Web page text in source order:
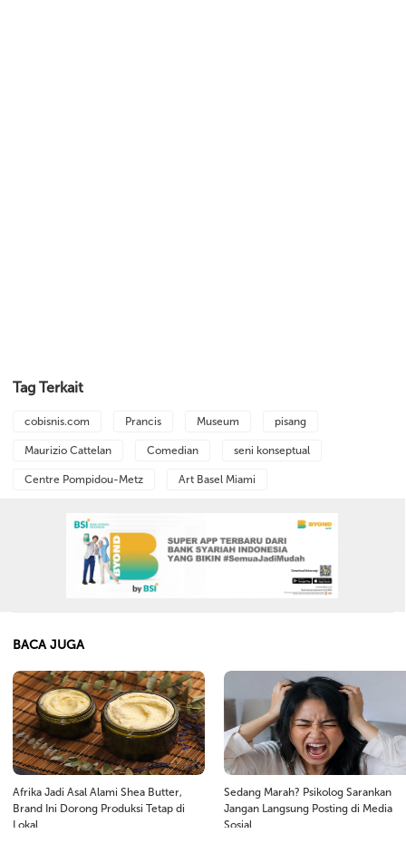
Tag Terkait
cobisnis.com Prancis Museum pisang
Maurizio Cattelan Comedian seni konseptual
Centre Pompidou-Metz Art Basel Miami
BACA JUGA
Afrika Jadi Asal Alami Shea Butter,
Brand Ini Dorong Produksi Tetap di
Lokal
Sedang Marah? Psikolog Sarankan
Jangan Langsung Posting di Media
Sosial